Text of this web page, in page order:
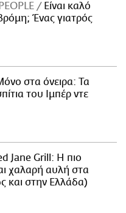
Είναι καλό
Ένας γιατρός
στα όνειρα: Τα
του Ιμπέρ ντε
Jane Grill: Η πιο
χαλαρή αυλή στα
και στην Ελλάδα)